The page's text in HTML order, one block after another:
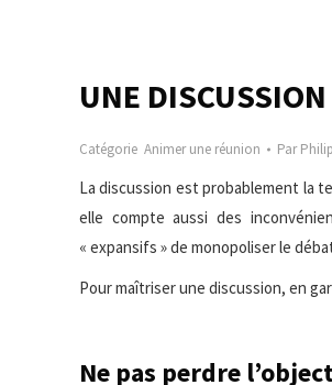
UNE
Catégorie Animer une réunion Par
La discussion est probablement la
elle compte aussi des
« expansifs » de monopoliser le
Pour maîtriser une discussion, en
Ne pas perdre